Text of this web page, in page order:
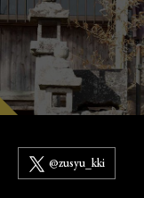
@zusyu_kki